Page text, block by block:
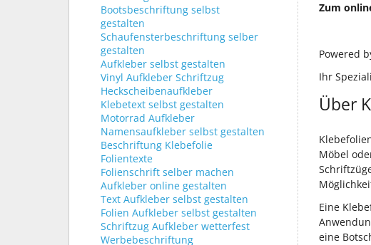
Bootsbeschriftung selbst
gestalten
Schaufensterbeschriftung selber
gestalten
Aufkleber selbst gestalten
Vinyl Aufkleber Schriftzug
Heckscheibenaufkleber
Klebetext selbst gestalten
Motorrad Aufkleber
Namensaufkleber selbst gestalten
Beschriftung Klebefolie
Folientexte
Folienschrift selber machen
Aufkleber online gestalten
Text Aufkleber selbst gestalten
Folien Aufkleber selbst gestalten
Schriftzug Aufkleber wetterfest
Werbebeschriftung
Zum
Powered
Ihr
Über
Möbel
Eine
eine